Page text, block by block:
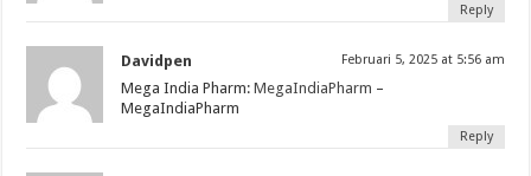
Reply
Davidpen Februari 5, 2025 at 5:56 am
Mega India Pharm:MegaIndiaPharm –
MegaIndiaPharm
Reply